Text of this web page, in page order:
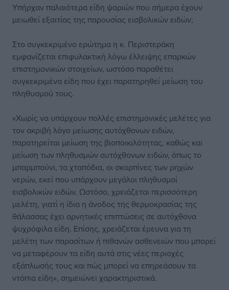
Υπήρχαν παλαιότερα είδη ψαριών που σήμερα έχουν
μειωθεί εξαιτίας της παρουσίας εισβολικών ειδών;
Στο συγκεκριμένο ερώτημα η κ. Περιστεράκη
εμφανίζεται επιφυλακτική λόγω έλλειψης επαρκών
επιστημονικών στοιχείων, ωστόσο παραθέτει
συγκεκριμένα είδη που έχει παρατηρηθεί μείωση του
πληθυσμού τους.
«Χωρίς να υπάρχουν πολλές επιστημονικές μελέτες για
τον ακριβή λόγο μείωσης αυτόχθονων ειδών,
παρατηρείται μείωση της βιοποικιλότητας, καθώς και
μείωση των πληθυσμών αυτόχθονων ειδών, όπως το
μπαρμπούνι, τα χταπόδια, οι σκορπίνες των ρηχών
νερών, εκεί που υπάρχουν μεγάλοι πληθυσμοί
εισβολικών ειδών. Ωστόσο, χρειάζεται περισσότερη
μελέτη, γιατί η ίδια η άνοδος της θερμοκρασίας της
θάλασσας έχει αρνητικές επιπτώσεις σε αυτόχθονα
ψυχρόφιλα είδη. Επίσης, χρειάζεται έρευνα για τη
μελέτη των παρασίτων ή πιθανών ασθενειών που μπορεί
να μεταφέρουν τα είδη αυτά στις νέες περιοχές
εξάπλωσής τους και πώς μπορεί να επηρεάσουν τα
ντόπια είδη», σημειώνει χαρακτηριστικά.